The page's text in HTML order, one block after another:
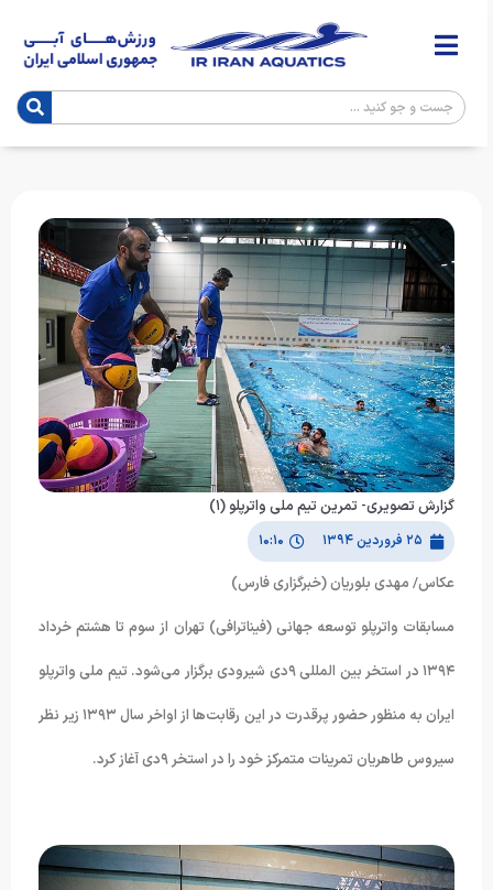
گزارش تصویری- تمرین تیم ملی واترپلو (۱)
۲۵ فروردین ۱۳۹۴ ۱۰:۱۰
عکاس/ مهدی بلوریان (خبرگزاری فارس)
مسابقات واترپلو توسعه جهانی (فیناترافی) تهران از سوم تا هشتم خرداد
۱۳۹۴ در استخر بین المللی ۹دی شیرودی برگزار می‌شود. تیم ملی واترپلو
ایران به منظور حضور پرقدرت در این رقابت‌ها از اواخر سال ۱۳۹۳ زیر نظر
سیروس طاهریان تمرینات متمرکز خود را در استخر ۹دی آغاز کرد.